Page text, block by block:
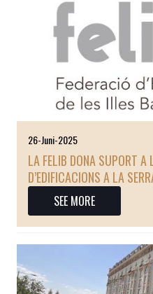
26-Juni-2025
LA FELIB DONA SUPORT A
D’EDIFICACIONS A LA
SEE MORE